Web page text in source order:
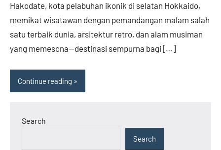
Hakodate, kota pelabuhan ikonik di selatan Hokkaido,
memikat wisatawan dengan pemandangan malam salah
satu terbaik dunia, arsitektur retro, dan alam musiman
yang memesona—destinasi sempurna bagi […]
Continue reading
Search
Search